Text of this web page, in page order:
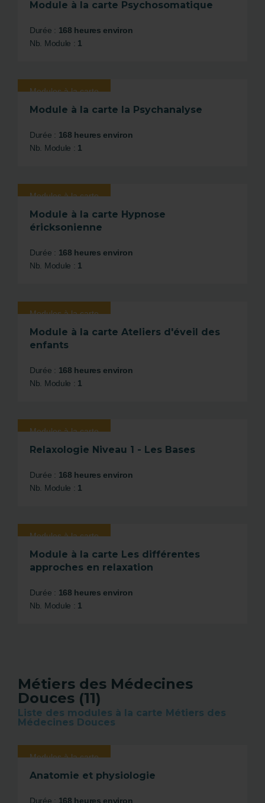
Module à la carte Psychosomatique
Durée : 168 heures environ
Nb. Module : 1
Modules à la carte
Module à la carte la Psychanalyse
Durée : 168 heures environ
Nb. Module : 1
Modules à la carte
Module à la carte Hypnose
éricksonienne
Durée : 168 heures environ
Nb. Module : 1
Modules à la carte
Module à la carte Ateliers d'éveil des
enfants
Durée : 168 heures environ
Nb. Module : 1
Modules à la carte
Relaxologie Niveau 1 - Les Bases
Durée : 168 heures environ
Nb. Module : 1
Modules à la carte
Module à la carte Les différentes
approches en relaxation
Durée : 168 heures environ
Nb. Module : 1
Métiers des Médecines
Douces (11)
Liste des modules à la carte Métiers des
Médecines Douces
Modules à la carte
Anatomie et physiologie
Durée : 168 heures environ